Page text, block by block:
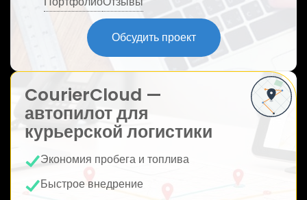
Обсудить проект
CourierCloud —
автопилот для
курьерской логистики
Экономия пробега и топлива
Быстрое внедрение